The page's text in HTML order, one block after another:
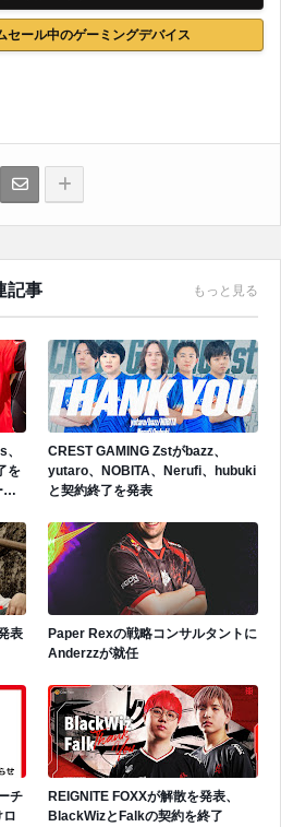
セール中のゲーミングデバイス
記事 もっと見る
を
CREST GAMING Zstがbazz、
yutaro、NOBITA、Nerufi、hubuki
と契約終了を発表
表
Paper Rexの戦略コンサルタントに
Anderzzが就任
チ
REIGNITE FOXXが解散を発表、
BlackWizとFalkの契約を終了